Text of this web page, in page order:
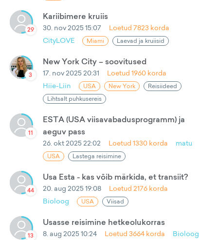
29
Kariibimere kruiis
30. nov 2025 15:07 Loetud 7823 korda
CityLOVE
Miami Laevad ja kruiisid
3
New York City – soovitused
17. nov 2025 20:31 Loetud 1960 korda
Hiie-Liin
USA New York
Reisiideed
Lihtsalt puhkusereis
11
ESTA (USA viisavabadusprogramm) ja
aeguv pass
26. okt 2025 22:02 Loetud 1330 korda matu
USA Lastega reisimine
44
Usa Esta - kas vōib märkida, et transiit?
20. aug 2025 19:08 Loetud 2176 korda
Bioloog
USA Viisad
13
Usasse reisimine hetkeolukorras
8. aug 2025 10:24 Loetud 3664 korda Bioloog